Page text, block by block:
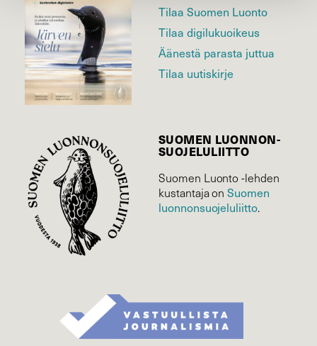
Tilaa Suomen Luonto
Tilaa digilukuoikeus
Äänestä parasta juttua
Tilaa uutiskirje
SUOMEN LUONNON­
SUOJELU­LIITTO
Suomen Luonto -lehden
kustantaja onSuomen
luonnonsuojelu­liitto.